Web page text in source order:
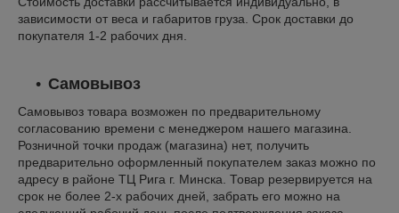
зависимости от веса и габаритов груза. Срок доставки до
покупателя 1-2 рабочих дня.
Самовывоз
Самовывоз товара возможен по предварительному
согласованию времени с менеджером нашего магазина.
Розничной точки продаж (магазина) нет, получить
предварительно оформленный покупателем заказ можно по
адресу в районе ТЦ Рига г. Минска. Товар резервируется на
срок не более 2-х рабочих дней, забрать его можно на